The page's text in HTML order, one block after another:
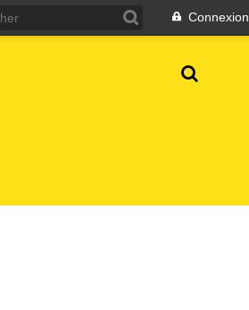
Connexion